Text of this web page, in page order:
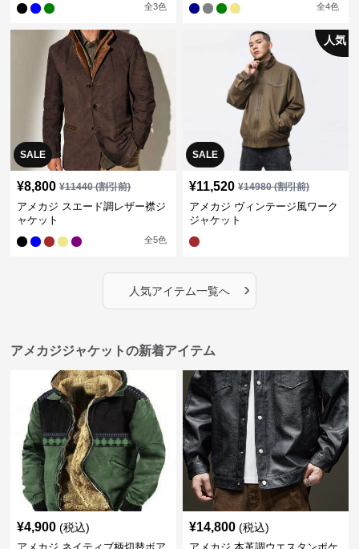
全3色 全4色
SALE
¥8,800 ¥11440(割引前)
アメカジ スエード調レザー襟ジ
ャケット
全5色
SALE
人気
¥11,520 ¥14980(割引前)
アメカジ ヴィンテージ風ワーク
ジャケット
人気アイテム一覧へ ›
アメカジジャケットの新着アイテム
¥4,900 (税込) ¥14,800 (税込)